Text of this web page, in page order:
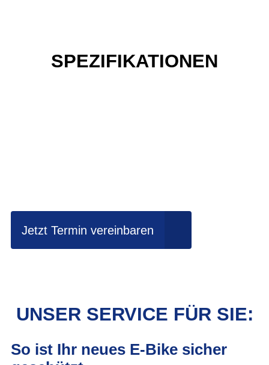
SPEZIFIKATIONEN
Jetzt Termin vereinbaren
UNSER SERVICE FÜR SIE:
So ist Ihr neues E-Bike sicher